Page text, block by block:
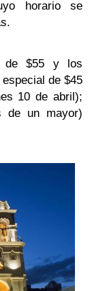
horario se
de $55 y los
de $45
10 de abril);
de un mayor)